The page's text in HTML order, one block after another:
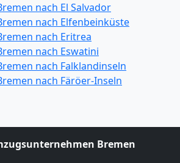
nach El Salvador
nach Elfenbeinküste
nach Eritrea
nach Eswatini
nach Falklandinseln
nach Färöer-Inseln
Bremen